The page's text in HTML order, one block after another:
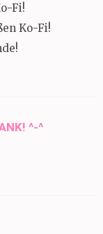
Fi!
Ko-Fi!
^-^